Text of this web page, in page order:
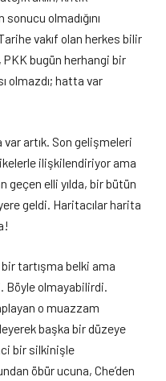
olmadığını
vakıf olan herkes bilir
bugün herhangi bir
olmazdı; hatta var
artık. Son gelişmeleri
ilişkilendiriyor ama
geçen elli yılda, bir bütün
geldi. Haritacılar harita
bir tartışma belki ama
Böyle olmayabilirdi.
o muazzam
başka bir düzeye
bir silkinişle
öbür ucuna, Che’den